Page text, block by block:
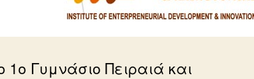
1ο Γυμνάσιο Πειραιά και